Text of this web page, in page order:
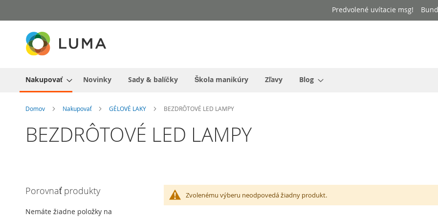
na
Predvolené uvítacie msg!
Nakupovať Novinky Sady & balíčky Škola manikúry Zľavy Blog
Domov Nakupovať GÉLOVÉ LAKY BEZDRÔTOVÉ LED LAMPY
BEZDRÔTOVÉ LED LAMPY
Zvolenému výberu neodpovedá žiadny produkt.
Porovnať produkty
Nemáte žiadne položky na